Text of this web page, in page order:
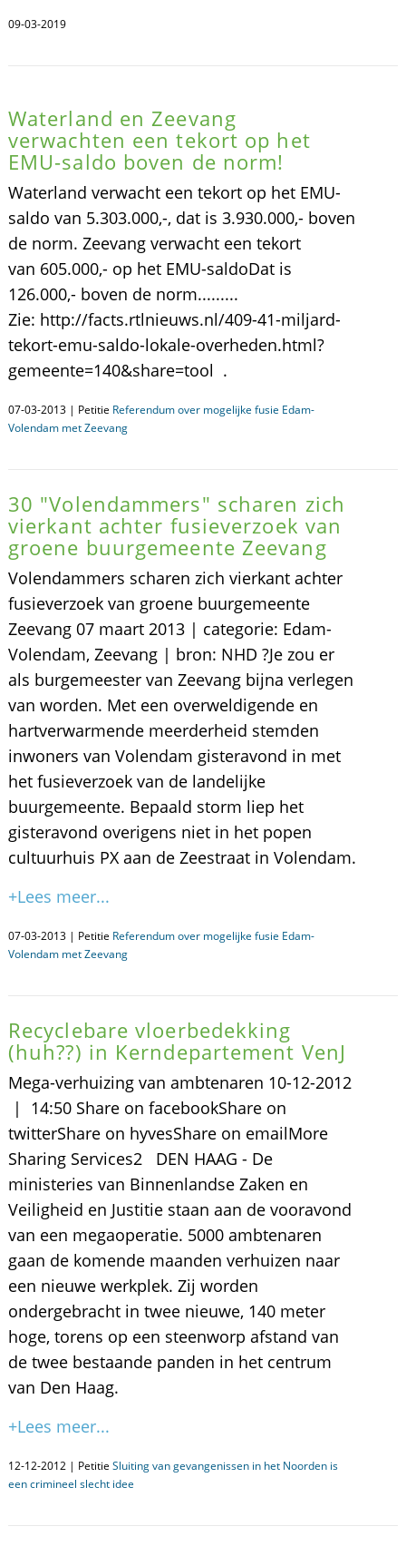
09-03-2019
Waterland en Zeevang
verwachten een tekort op het
EMU-saldo boven de norm!
Waterland verwacht een tekort op het EMU-
saldo van 5.303.000,-, dat is 3.930.000,- boven
de norm. Zeevang verwacht een tekort
van 605.000,- op het EMU-saldoDat is
126.000,- boven de norm.........
Zie: http://facts.rtlnieuws.nl/409-41-miljard-
tekort-emu-saldo-lokale-overheden.html?
gemeente=140&share=tool .
07-03-2013 | Petitie Referendum over mogelijke fusie Edam-
Volendam met Zeevang
30 "Volendammers" scharen zich
vierkant achter fusieverzoek van
groene buurgemeente Zeevang
Volendammers scharen zich vierkant achter
fusieverzoek van groene buurgemeente
Zeevang 07 maart 2013 | categorie: Edam-
Volendam, Zeevang | bron: NHD ?Je zou er
als burgemeester van Zeevang bijna verlegen
van worden. Met een overweldigende en
hartverwarmende meerderheid stemden
inwoners van Volendam gisteravond in met
het fusieverzoek van de landelijke
buurgemeente. Bepaald storm liep het
gisteravond overigens niet in het popen
cultuurhuis PX aan de Zeestraat in Volendam.
+Lees meer...
07-03-2013 | Petitie Referendum over mogelijke fusie Edam-
Volendam met Zeevang
Recyclebare vloerbedekking
(huh??) in Kerndepartement VenJ
Mega-verhuizing van ambtenaren 10-12-2012
| 14:50 Share on facebookShare on
twitterShare on hyvesShare on emailMore
Sharing Services2 DEN HAAG - De
ministeries van Binnenlandse Zaken en
Veiligheid en Justitie staan aan de vooravond
van een megaoperatie. 5000 ambtenaren
gaan de komende maanden verhuizen naar
een nieuwe werkplek. Zij worden
ondergebracht in twee nieuwe, 140 meter
hoge, torens op een steenworp afstand van
de twee bestaande panden in het centrum
van Den Haag.
+Lees meer...
12-12-2012 | Petitie Sluiting van gevangenissen in het Noorden is
een crimineel slecht idee